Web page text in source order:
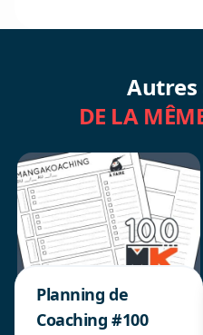
Autres
DE LA
Planning de
Coaching #100